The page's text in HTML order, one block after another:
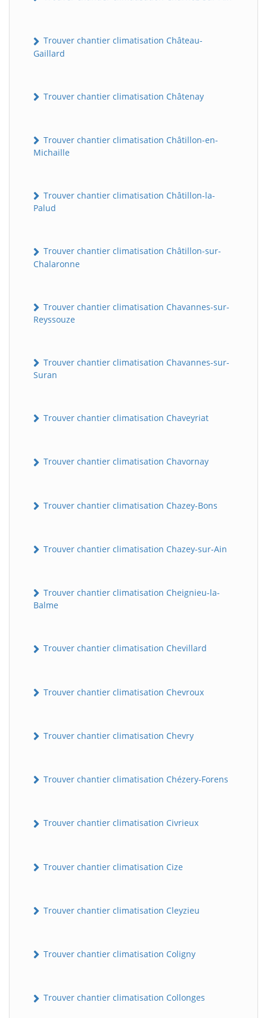
Trouver chantier climatisation Château-
Gaillard
Trouver chantier climatisation Châtenay
Trouver chantier climatisation Châtillon-en-
Michaille
Trouver chantier climatisation Châtillon-la-
Palud
Trouver chantier climatisation Châtillon-sur-
Chalaronne
Trouver chantier climatisation Chavannes-sur-
Reyssouze
Trouver chantier climatisation Chavannes-sur-
Suran
Trouver chantier climatisation Chaveyriat
Trouver chantier climatisation Chavornay
Trouver chantier climatisation Chazey-Bons
Trouver chantier climatisation Chazey-sur-Ain
Trouver chantier climatisation Cheignieu-la-
Balme
Trouver chantier climatisation Chevillard
Trouver chantier climatisation Chevroux
Trouver chantier climatisation Chevry
Trouver chantier climatisation Chézery-Forens
Trouver chantier climatisation Civrieux
Trouver chantier climatisation Cize
Trouver chantier climatisation Cleyzieu
Trouver chantier climatisation Coligny
Trouver chantier climatisation Collonges